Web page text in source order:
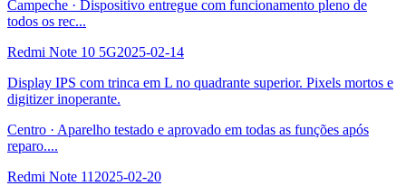
Campeche · Dispositivo entregue com funcionamento pleno de
todos os rec...
Redmi Note 10 5G2025-02-14
Display IPS com trinca em L no quadrante superior. Pixels mortos e
digitizer inoperante.
Centro · Aparelho testado e aprovado em todas as funções após
reparo....
Redmi Note 11 2025-02-20